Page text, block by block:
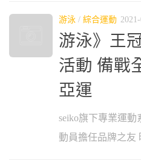
游泳 / 綜合運動
游泳》王
活動 備戰
亞運
seiko旗下專業運動
動員擔任品牌之友